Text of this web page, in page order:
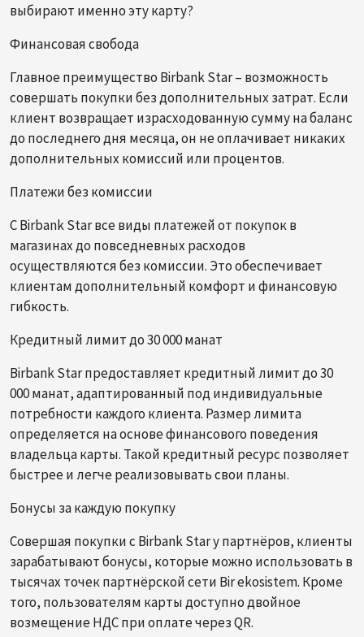
выбирают именно эту карту?
Финансовая свобода
Главное преимущество Birbank Star – возможность
совершать покупки без дополнительных затрат. Если
клиент возвращает израсходованную сумму на баланс
до последнего дня месяца, он не оплачивает никаких
дополнительных комиссий или процентов.
Платежи без комиссии
С Birbank Star все виды платежей от покупок в
магазинах до повседневных расходов
осуществляются без комиссии. Это обеспечивает
клиентам дополнительный комфорт и финансовую
гибкость.
Кредитный лимит до 30 000 манат
Birbank Star предоставляет кредитный лимит до 30
000 манат, адаптированный под индивидуальные
потребности каждого клиента. Размер лимита
определяется на основе финансового поведения
владельца карты. Такой кредитный ресурс позволяет
быстрее и легче реализовывать свои планы.
Бонусы за каждую покупку
Совершая покупки с Birbank Star у партнёров, клиенты
зарабатывают бонусы, которые можно использовать в
тысячах точек партнёрской сети Bir ekosistem. Кроме
того, пользователям карты доступно двойное
возмещение НДС при оплате через QR.